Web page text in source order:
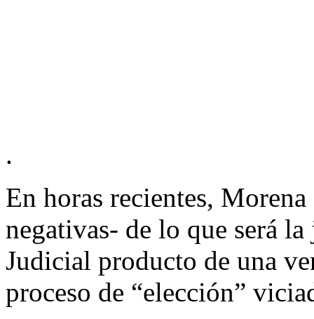
.
En horas recientes,
negativas- de lo que será
Judicial producto de una
proceso de “elección”